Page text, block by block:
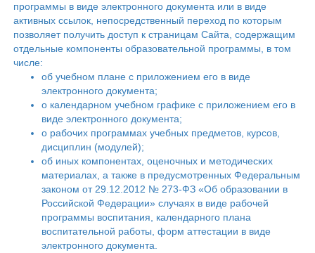
программы в виде электронного документа или в виде
активных ссылок, непосредственный переход по которым
позволяет получить доступ к страницам Сайта, содержащим
отдельные компоненты образовательной программы, в том
числе:
об учебном плане с приложением его в виде
электронного документа;
о календарном учебном графике с приложением его в
виде электронного документа;
о рабочих программах учебных предметов, курсов,
дисциплин (модулей);
об иных компонентах, оценочных и методических
материалах, а также в предусмотренных Федеральным
законом от 29.12.2012 № 273-ФЗ «Об образовании в
Российской Федерации» случаях в виде рабочей
программы воспитания, календарного плана
воспитательной работы, форм аттестации в виде
электронного документа.